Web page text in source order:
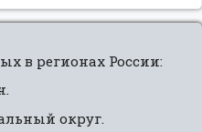
в регионах России:
округ.